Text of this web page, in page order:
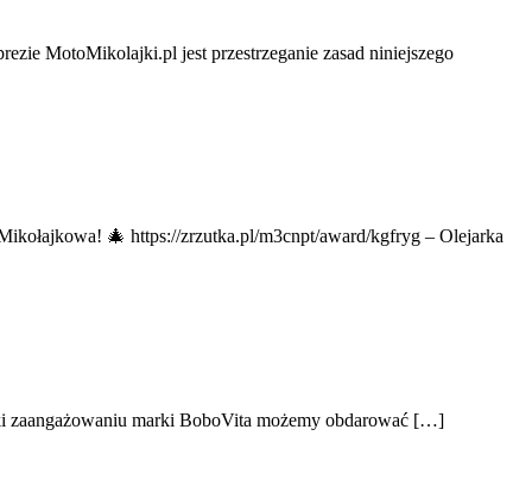
MotoMikolajki.pl jest przestrzeganie zasad niniejszego
🎄 https://zrzutka.pl/m3cnpt/award/kgfryg – Olejarka
zaangażowaniu marki BoboVita możemy obdarować […]